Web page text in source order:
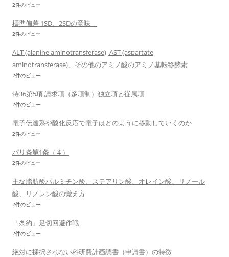
2件のビュー
標準偏差 1SD、2SDの意味
2件のビュー
ALT (alanine aminotransferase), AST (aspartate
aminotransferase)、その他のアミノ酸のアミノ基転移酵素
2件のビュー
特36第5項 請求項（多項制）独立項と従属項
2件のビュー
電子伝達系や酸化反応で電子はどのように移動していくのか
2件のビュー
パリ条第1条（４）
2件のビュー
主な脂肪酸パルミチン酸、ステアリン酸、オレイン酸、リノール
酸、リノレン酸の覚え方
2件のビュー
「条約」足切回避作戦
2件のビュー
絶対に採択されない科研費計画調書（申請書）の特徴